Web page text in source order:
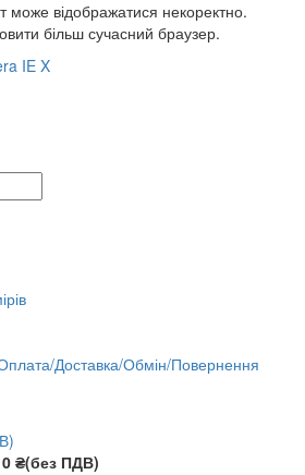
може відображатися некоректно.
більш сучасний браузер.
IE X
Доставка/Обмін/Повернення
0 ₴(без ПДВ)